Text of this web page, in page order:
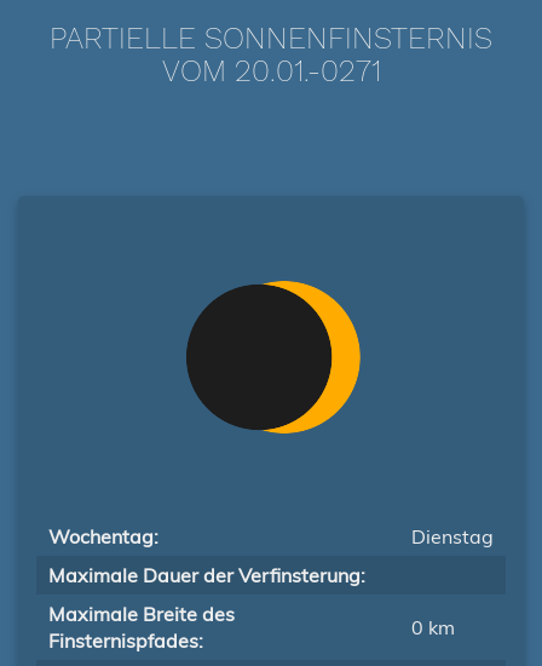
PARTIELLE SONNENFINSTERNIS
VOM 20.01.-0271
Wochentag:
Dienstag
Maximale Dauer der Verfinsterung:
Maximale Breite des
Finsternispfades:
0 km